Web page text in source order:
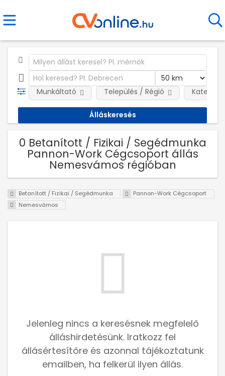
Munkáltató Település / Régió
0 Betanított / Fizikai / Segédmunka
Pannon-Work Cégcsoport állás
Nemesvámos régióban
Betanított / Fizikai / Segédmunka
Pannon-Work Cégcsoport
Nemesvámos
Jelenleg nincs a keresésnek megfelelő
álláshirdetésünk. Iratkozz fel
állásértesítőre és azonnal tájékoztatunk
emailben, ha felkerül ilyen állás.